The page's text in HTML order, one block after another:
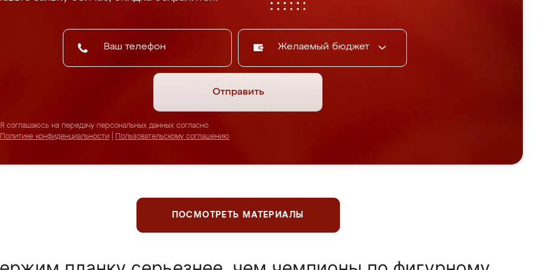
Желаемый бюджет
Отправить
Я соглашаюсь на передачу персональных данных согласно
Политике конфиденциальности
Пользовательскому соглашению
ПОСМОТРЕТЬ МАТЕРИАЛЫ